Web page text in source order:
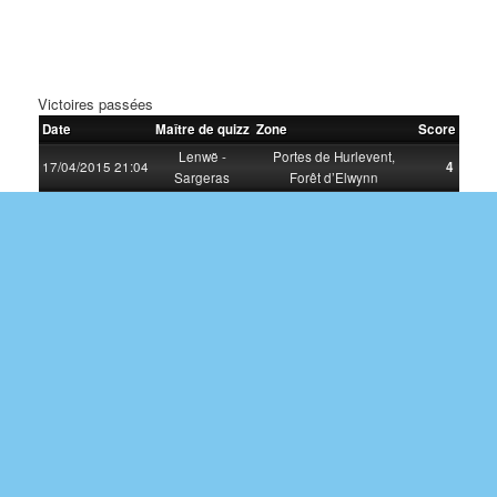
Victoires passées
Date Maître de quizz Zone Score
17/04/2015 21:04
Lenwë -
Sargeras
Portes de Hurlevent,
Forêt d’Elwynn
4